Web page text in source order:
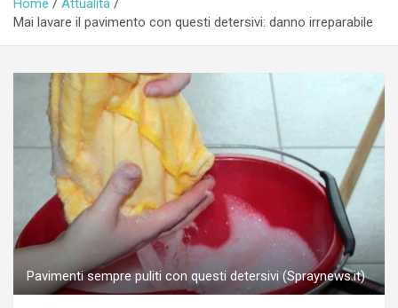
Mai lavare il pavimento con questi detersivi: danno irreparabile
Pavimenti sempre puliti con questi detersivi (Spraynews.it)